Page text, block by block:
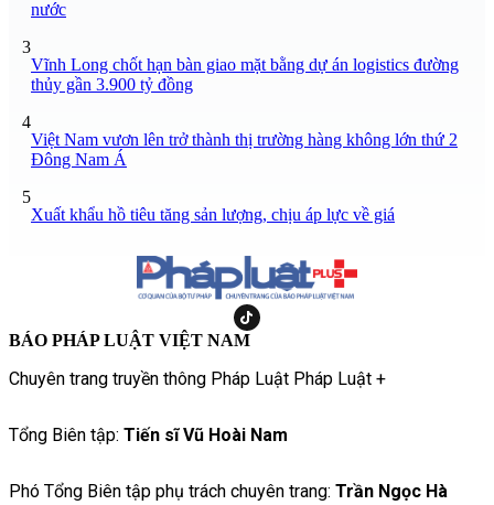
nước
3
Vĩnh Long chốt hạn bàn giao mặt bằng dự án logistics đường
thủy gần 3.900 tỷ đồng
4
Việt Nam vươn lên trở thành thị trường hàng không lớn thứ 2
Đông Nam Á
5
Xuất khẩu hồ tiêu tăng sản lượng, chịu áp lực về giá
BÁO PHÁP LUẬT VIỆT NAM
Chuyên trang truyền thông Pháp Luật Pháp Luật +
Tổng Biên tập: Tiến sĩ Vũ Hoài Nam
Phó Tổng Biên tập phụ trách chuyên trang: Trần Ngọc Hà